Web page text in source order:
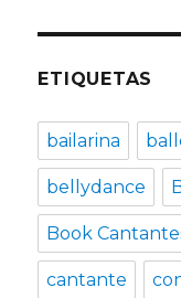
ETIQUETAS
bailarina
bellydance
Book
cantante